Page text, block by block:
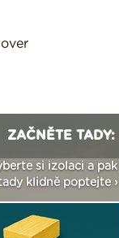
ZAČNĚTE TADY:
si izolaci a pak
klidně poptejte ›